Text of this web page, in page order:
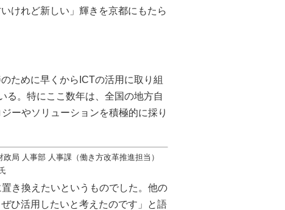
けれど新しい」輝きを京都にもたら
ために早くからICTの活用に取り組
る。特にここ数年は、全国の地方自
ーやソリューションを積極的に採り
政局 人事部 人事課（働き方改革推進担当）
き換えたいというものでした。他の
ひ活用したいと考えたのです」と語